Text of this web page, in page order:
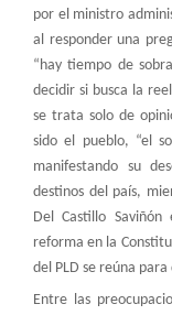
por el ministro
al responder una
“hay tiempo de
decidir si busca la
se trata solo de
sido el pueblo, “el
manifestando su
destinos del país,
Del Castillo
reforma en la
del PLD se reúna
Entre las